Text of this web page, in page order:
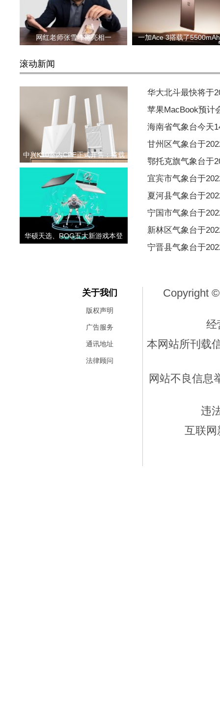
网红老师张雪峰将亮相一 一加Ace 3搭载了
滚动新闻
中兴K10室内CPE正式开售：搭载
华硕天选、ROG五大新游戏本登
华大北斗最快将于
苹果MacBook预计
海南省气象台今天
甘州区气象台于
鄂托克旗气象台于
宜宾市气象台于
夏河县气象台于
宁国市气象台于
新林区气象台于
宁晋县气象台于
关于我们
版权声明
广告服务
通讯地址
法律顾问
Copyright
经
本网站所刊载
网站不良信息
违
互联网